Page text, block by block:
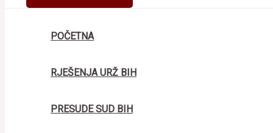
POČETNA
RJEŠENJA URŽ BIH
PRESUDE SUD BIH